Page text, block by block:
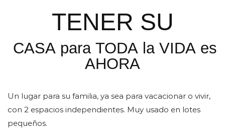
TENER SU
CASA para TODA la VIDA es
AHORA
Un lugar para su familia, ya sea para vacacionar o vivir,
con 2 espacios independientes. Muy usado en lotes
pequeños.